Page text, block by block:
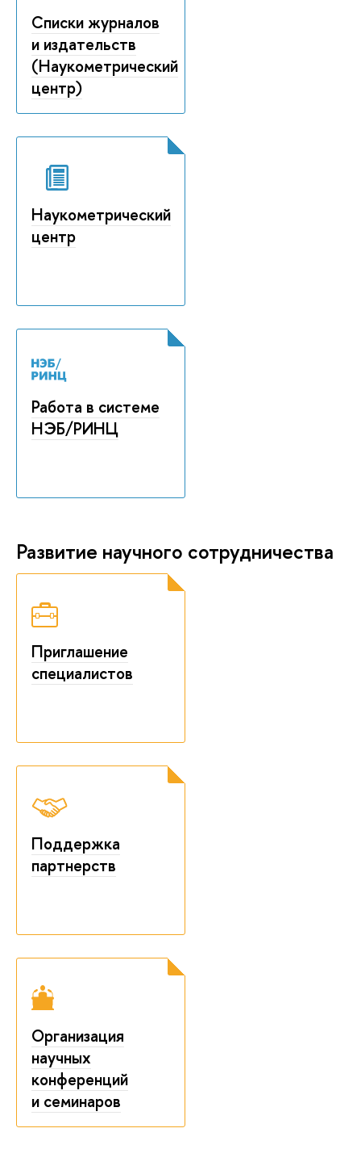
Списки журналов
и издательств
(Наукометрический
центр)
Наукометрический
центр
Работа в системе
НЭБ/РИНЦ
Развитие научного сотрудничества
Приглашение
специалистов
Поддержка
партнерств
Организация
научных
конференций
и семинаров